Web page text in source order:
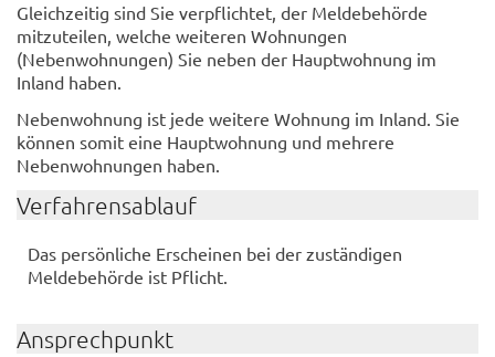
Gleichzeitig sind Sie verpflichtet, der Meldebehörde
mitzuteilen, welche weiteren Wohnungen
(Nebenwohnungen) Sie neben der Hauptwohnung im
Inland haben.
Nebenwohnung ist jede weitere Wohnung im Inland. Sie
können somit eine Hauptwohnung und mehrere
Nebenwohnungen haben.
Verfahrensablauf
Das persönliche Erscheinen bei der zuständigen
Meldebehörde ist Pflicht.
Ansprechpunkt